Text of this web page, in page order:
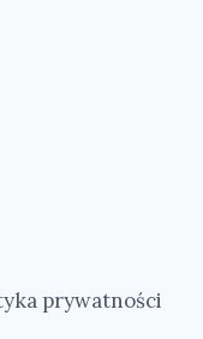
prywatności